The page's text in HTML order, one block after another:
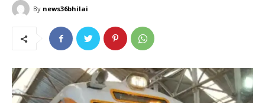
By news36bhilai